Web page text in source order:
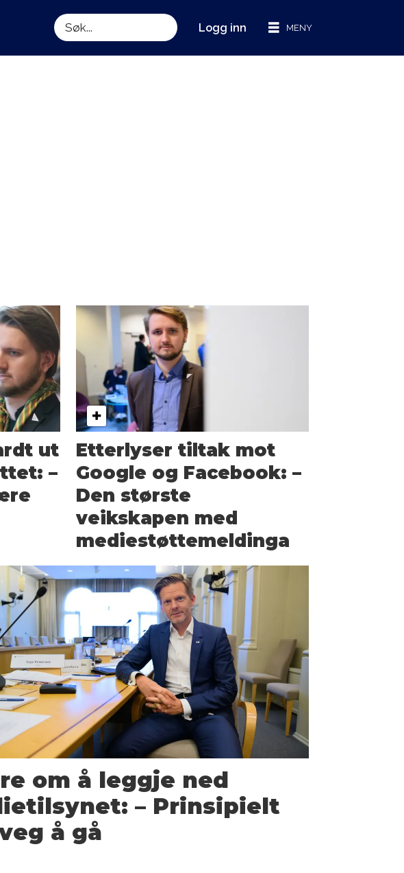
Søk
Logg inn
ut
–
Etterlyser tiltak mot
Google og Facebook: –
Den største
veikskapen med
medie­støtte­meldinga
om å leggje ned
– Prinsipielt
å gå